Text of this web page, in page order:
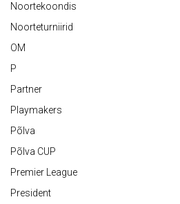
Noortekoondis
Noorteturniirid
OM
P
Partner
Playmakers
Põlva
Põlva CUP
Premier League
President